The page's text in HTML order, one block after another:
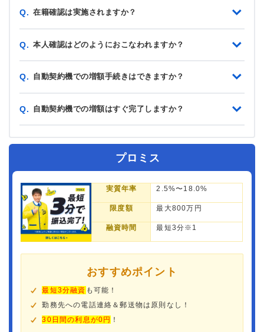
Q. 在籍確認は実施されますか？
Q. 本人確認はどのようにおこなわれますか？
Q. 自動契約機での増額手続きはできますか？
Q. 自動契約機での増額はすぐ完了しますか？
プロミス
実質年率 2.5%〜18.0%
限度額 最大800万円
融資時間 最短3分※1
おすすめポイント
最短3分融資 も可能！
勤務先への電話連絡＆郵送物は原則なし！
30日間の利息が0円 ！